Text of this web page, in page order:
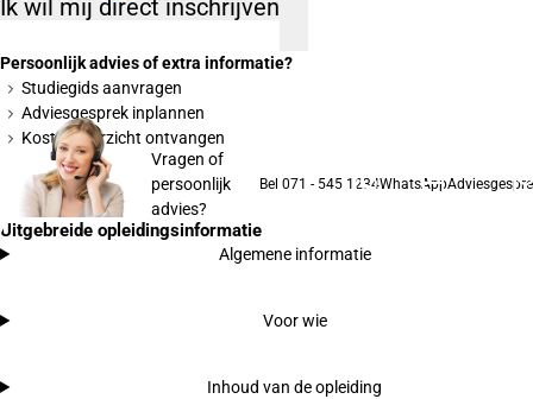
Ik wil mij direct inschrijven
Persoonlijk advies of extra informatie?
Studiegids aanvragen
Adviesgesprek inplannen
Kostenoverzicht ontvangen
Vragen of
persoonlijk
advies?
Bel 071 - 545 1234WhatsApp
Uitgebreide opleidingsinformatie
Algemene informatie
Voor wie
Inhoud van de opleiding